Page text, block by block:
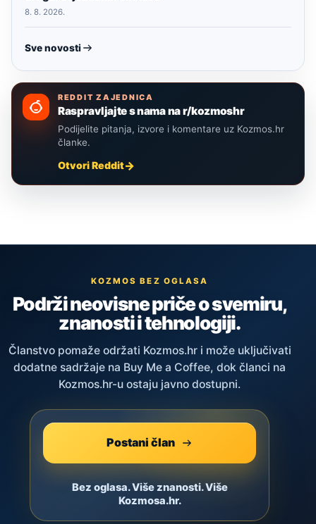
8. 8. 2026.
Sve novosti
REDDIT ZAJEDNICA
Raspravljajte s nama na r/kozmoshr
Podijelite pitanja, izvore i komentare uz Kozmos.hr
članke.
Otvori Reddit
KOZMOS BEZ OGLASA
Podrži neovisne priče o svemiru,
znanosti i tehnologiji.
Članstvo pomaže održati Kozmos.hr i može uključivati
dodatne sadržaje na Buy Me a Coffee, dok članci na
Kozmos.hr-u ostaju javno dostupni.
Postani član
Bez oglasa. Više znanosti. Više
Kozmosa.hr.